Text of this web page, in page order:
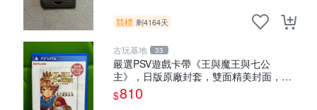
競標 剩4164天
古玩基地 33
嚴選PSV遊戲卡帶《王與魔王與七公
主》，日版原廠封套，雙面精美封面，實
測暢玩無障礙。久藏家中，輕微使用痕
跡，實物圖可查，歡迎細心評估。古董級
$810